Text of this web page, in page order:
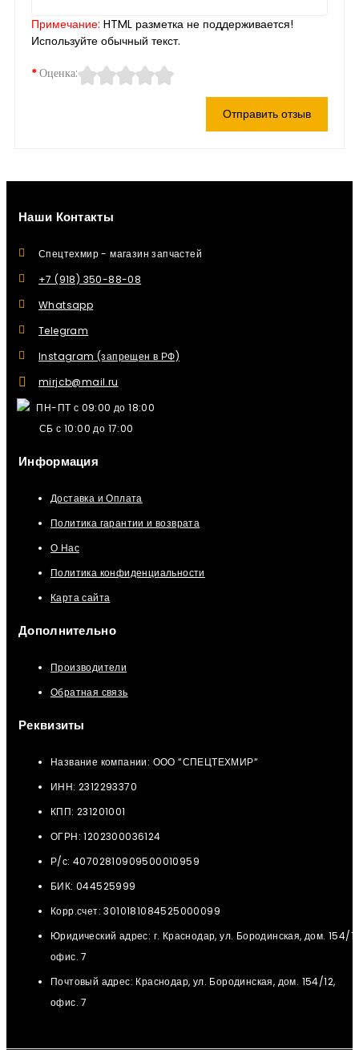
Примечание: HTML разметка не поддерживается!
Используйте обычный текст.
Оценка:
Отправить отзыв
Наши Контакты
Спецтехмир - магазин запчастей
+7 (918) 350-88-08
Whatsapp
Telegram
Instagram (запрещен в РФ)
mirjcb@mail.ru
ПН-ПТ с 09:00 до 18:00
СБ с 10:00 до 17:00
Информация
Доставка и Оплата
Политика гарантии и возврата
О Нас
Политика конфиденциальности
Карта сайта
Дополнительно
Производители
Обратная связь
Реквизиты
Название компании: ООО “СПЕЦТЕХМИР“
ИНН: 2312293370
КПП: 231201001
ОГРН: 1202300036124
Р/с: 40702810909500010959
БИК: 044525999
Корр.счет: 3010181084525000099
Юридический адрес: г. Краснодар, ул. Бородинская, дом. 154/
офис. 7
Почтовый адрес: Краснодар, ул. Бородинская, дом. 154/12,
офис. 7